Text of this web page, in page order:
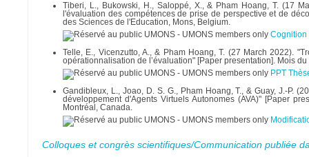
Tiberi, L., Bukowski, H., Saloppé, X., & Pham Hoang, T. (17
l'évaluation des compétences de prise de perspective et de
des Sciences de l'Education, Mons, Belgium.
Cognition
Telle, E., Vicenzutto, A., & Pham Hoang, T. (27 March 2022).
opérationnalisation de l’évaluation" [Paper presentation]. Mois
PPT
Gandibleux, L., Joao, D. S. G., Pham Hoang, T., & Guay, J.-P.
développement d'Agents Virtuels Autonomes (AVA)" [Paper
Montréal, Canada.
Colloques et congrès scientifiques/Communication publiée